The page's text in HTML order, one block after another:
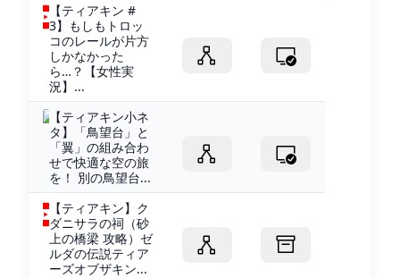
【ティアキン #
3】もしもトロッ
コのレールが片方
しかなかった
ら…？【女性実
況】...
【ティアキン小ネ
タ】「鳥望台」と
「翼」の組み合わ
せで快適な空の旅
を！ 別の鳥望台...
【ティアキン】ク
ダニサラの祠（砂
上の橋梁 攻略）ゼ
ルダの伝説ティア
ーズオブザキン...